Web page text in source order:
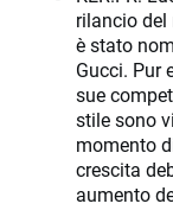
rilancio
è stato
Gucci. Pur
sue
stile sono
momento
crescita
aumento